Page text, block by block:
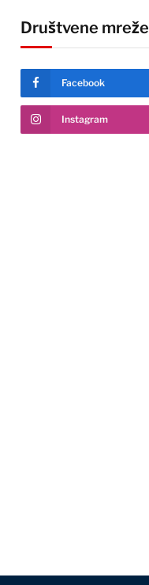
Društvene mreže
Facebook
Instagram